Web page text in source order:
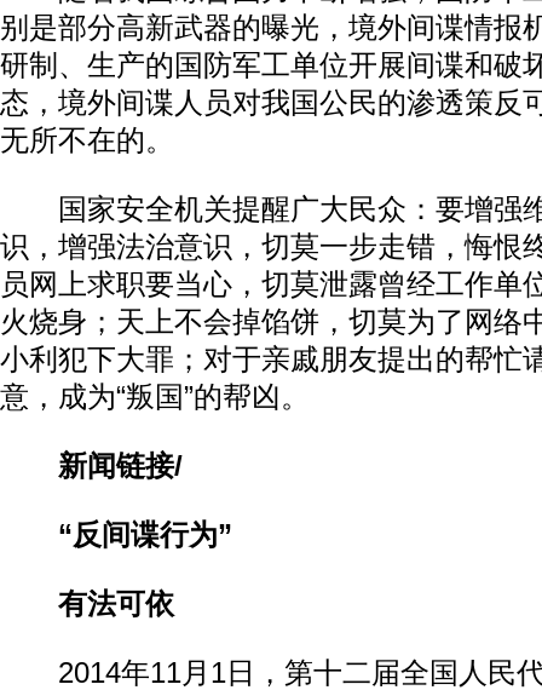
别是部分高新武器的曝光，境外间谍情报
研制、生产的国防军工单位开展间谍和破
态，境外间谍人员对我国公民的渗透策反
无所不在的。
国家安全机关提醒广大民众：要增强
识，增强法治意识，切莫一步走错，悔恨
员网上求职要当心，切莫泄露曾经工作单
火烧身；天上不会掉馅饼，切莫为了网络
小利犯下大罪；对于亲戚朋友提出的帮忙
意，成为“叛国”的帮凶。
新闻链接/
“反间谍行为”
有法可依
2014年11月1日，第十二届全国人民